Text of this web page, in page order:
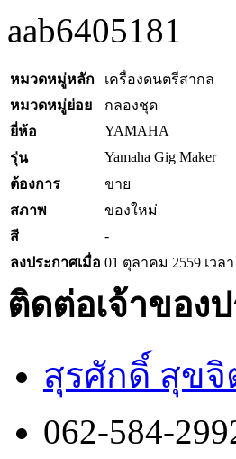
aab6405181
หมวดหมู่หลัก
เครื่องดนตรีสากล
หมวดหมู่ย่อย
กลองชุด
ยี่ห้อ
YAMAHA
รุ่น
Yamaha Gig Maker
ต้องการ
ขาย
สภาพ
ของใหม่
สี
-
ลงประกาศเมื่อ 01 ตุลาคม 2559 เวลา
ติดต่อเจ้าของ
สุรศักดิ์ สุขจิ
062-584-